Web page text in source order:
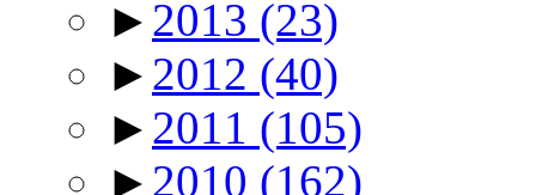
► 2013 (23)
► 2012 (40)
► 2011 (105)
► 2010 (162)